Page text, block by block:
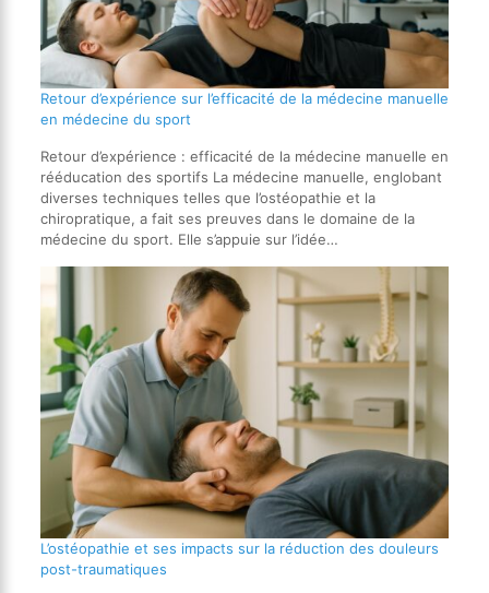
Retour d’expérience sur l’efficacité de la médecine manuelle
en médecine du sport
Retour d’expérience : efficacité de la médecine manuelle en
rééducation des sportifs La médecine manuelle, englobant
diverses techniques telles que l’ostéopathie et la
chiropratique, a fait ses preuves dans le domaine de la
médecine du sport. Elle s’appuie sur l’idée…
L’ostéopathie et ses impacts sur la réduction des douleurs
post-traumatiques